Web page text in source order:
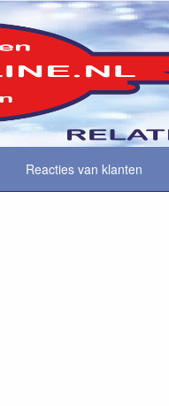
Reacties van klanten